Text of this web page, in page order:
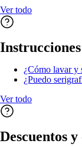
Ver todo
¿Cómo lavar y
¿Puedo
Ver todo
Descuentos